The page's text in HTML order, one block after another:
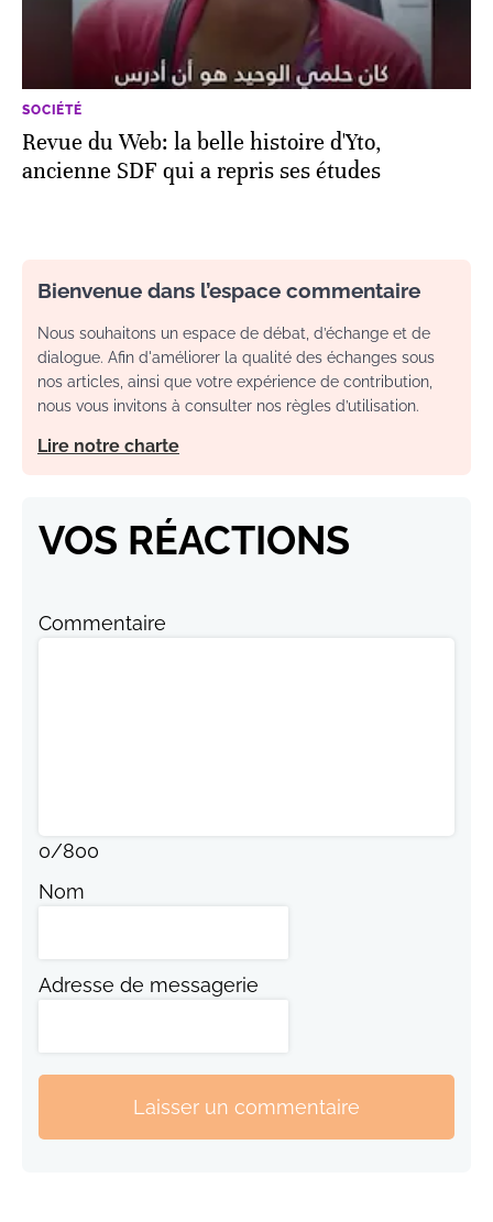
SOCIÉTÉ
Revue du Web: la belle histoire d'Yto,
ancienne SDF qui a repris ses études
Bienvenue dans l’espace commentaire
Nous souhaitons un espace de débat, d’échange et de
dialogue. Afin d'améliorer la qualité des échanges sous
nos articles, ainsi que votre expérience de contribution,
nous vous invitons à consulter nos règles d’utilisation.
Lire notre charte
VOS RÉACTIONS
Commentaire
0/800
Nom
Adresse de messagerie
Laisser un commentaire